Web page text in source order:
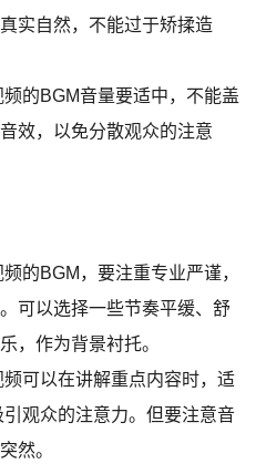
实自然，不能过于矫揉造
的BGM音量要适中，不能盖
效，以免分散观众的注意
的BGM，要注重专业严谨，
可以选择一些节奏平缓、舒
，作为背景衬托。
可以在讲解重点内容时，适
观众的注意力。但要注意音
然。